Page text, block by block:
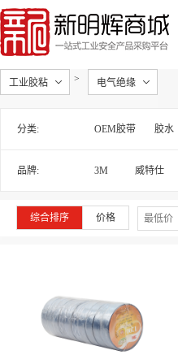
你好，欢迎来到新明辉！ 请登录
免
专属
全部商品分类
工业胶粘 > 电气绝缘
分类: OEM胶带 胶水
品牌: 3M 威特仕
综合排序 价格